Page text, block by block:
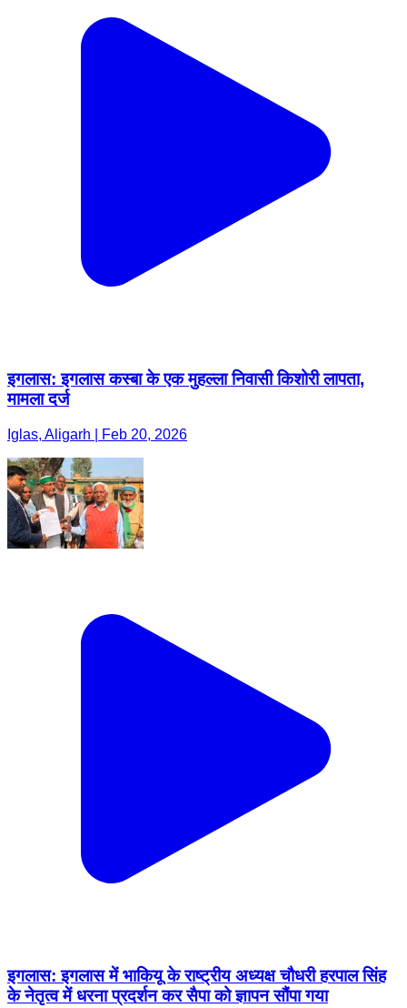
इगलास: इगलास कस्बा के एक मुहल्ला निवासी किशोरी लापता,
मामला दर्ज
Iglas, Aligarh | Feb 20, 2026
इगलास: इगलास में भाकियू के राष्ट्रीय अध्यक्ष चौधरी हरपाल सिंह
के नेतृत्व में धरना प्रदर्शन कर सैपा को ज्ञापन सौंपा गया